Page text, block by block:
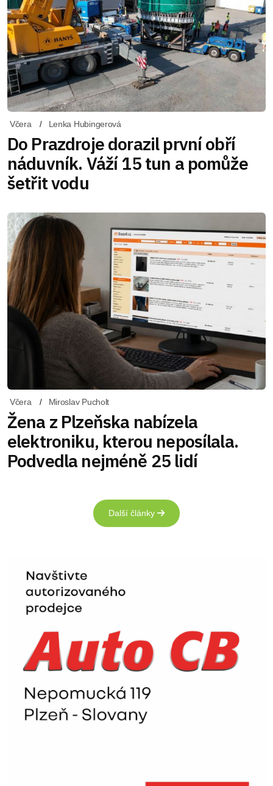
Včera Lenka Hubingerová
Do Prazdroje dorazil první obří
náduvník. Váží 15 tun a pomůže
šetřit vodu
Včera Miroslav Pucholt
Žena z Plzeňska nabízela
elektroniku, kterou neposílala.
Podvedla nejméně 25 lidí
Další články